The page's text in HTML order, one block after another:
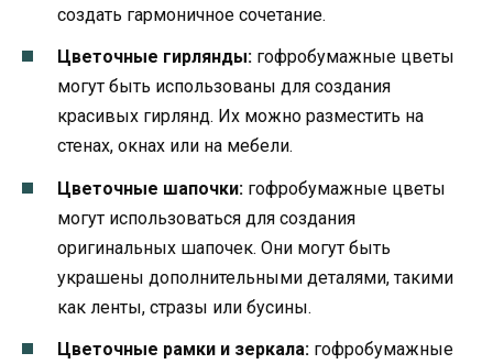
создать гармоничное сочетание.
Цветочные гирлянды: гофробумажные цветы
могут быть использованы для создания
красивых гирлянд. Их можно разместить на
стенах, окнах или на мебели.
Цветочные шапочки: гофробумажные цветы
могут использоваться для создания
оригинальных шапочек. Они могут быть
украшены дополнительными деталями, такими
как ленты, стразы или бусины.
Цветочные рамки и зеркала: гофробумажные